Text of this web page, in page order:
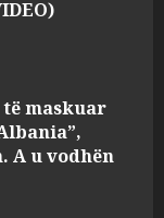
të maskuar
A u vodhën